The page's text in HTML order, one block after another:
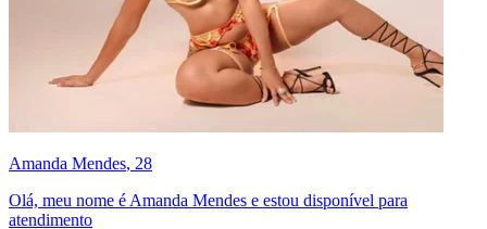
Amanda Mendes, 28
Olá, meu nome é Amanda Mendes e estou disponível para
atendimento